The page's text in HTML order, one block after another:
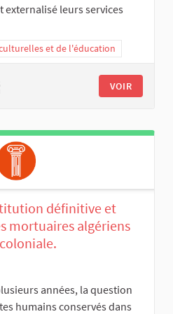
externalisé leurs services
et de l'éducation
VOIR
définitive et
mortuaires algériens
années, la question
humains conservés dans